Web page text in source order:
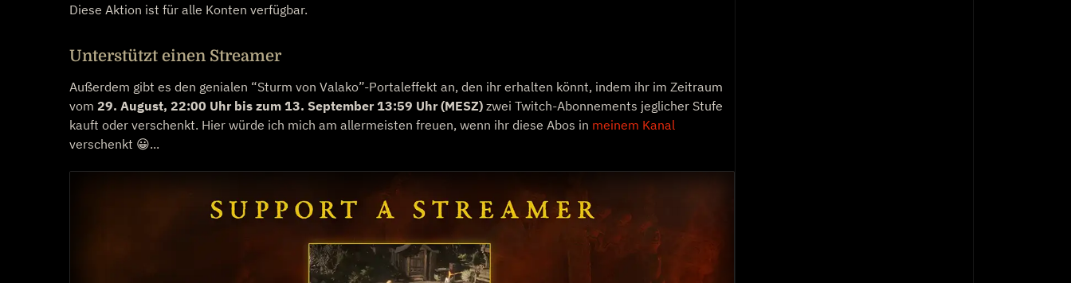
Diese Aktion ist für alle Konten verfügbar.
Unterstützt einen Streamer
Außerdem gibt es den genialen “Sturm von Valako”-Portaleffekt an, den ihr erhalten könnt, indem ihr im Zeitraum
vom 29. August, 22:00 Uhr bis zum 13. September 13:59 Uhr (MESZ) zwei Twitch-Abonnements jeglicher Stufe
kauft oder verschenkt. Hier würde ich mich am allermeisten freuen, wenn ihr diese Abos in meinem Kanal
verschenkt 😀...